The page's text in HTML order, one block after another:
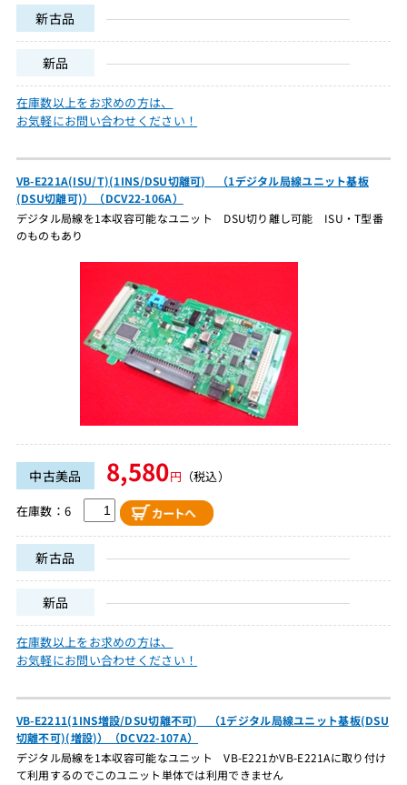
新古品
新品
在庫数以上をお求めの方は、
お気軽にお問い合わせください！
VB-E221A(ISU/T)(1INS/DSU切離可) （1デジタル局線ユニット基板
(DSU切離可)）（DCV22-106A）
デジタル局線を1本収容可能なユニット DSU切り離し可能 ISU・T型番
のものもあり
中古美品 8,580円 （税込）
在庫数：6
新古品
新品
在庫数以上をお求めの方は、
お気軽にお問い合わせください！
VB-E2211(1INS増設/DSU切離不可) （1デジタル局線ユニット基板(DSU
切離不可)(増設)）（DCV22-107A）
デジタル局線を1本収容可能なユニット VB-E221かVB-E221Aに取り付け
て利用するのでこのユニット単体では利用できません